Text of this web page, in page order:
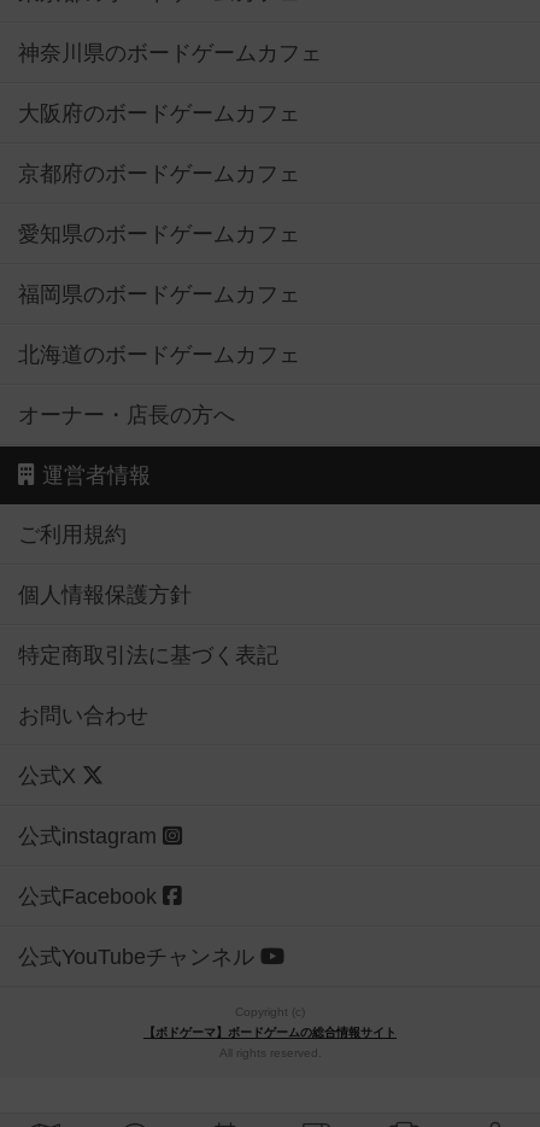
神奈川県のボードゲームカフェ
大阪府のボードゲームカフェ
京都府のボードゲームカフェ
愛知県のボードゲームカフェ
福岡県のボードゲームカフェ
北海道のボードゲームカフェ
オーナー・店長の方へ
運営者情報
ご利用規約
個人情報保護方針
特定商取引法に基づく表記
お問い合わせ
公式X
公式instagram
公式Facebook
公式YouTubeチャンネル
Copyright (c)
【ボドゲーマ】ボードゲームの総合情報サイト
All rights reserved.